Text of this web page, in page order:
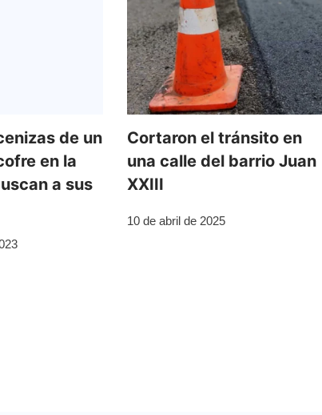
de un
en la
a sus
Cortaron el tránsito en
una calle del barrio Juan
XXIII
10 de abril de 2025